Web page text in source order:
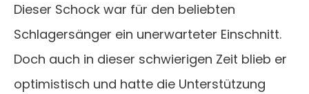
Dieser Schock war für den beliebten
Schlagersänger ein unerwarteter Einschnitt.
Doch auch in dieser schwierigen Zeit blieb er
optimistisch und hatte die Unterstützung